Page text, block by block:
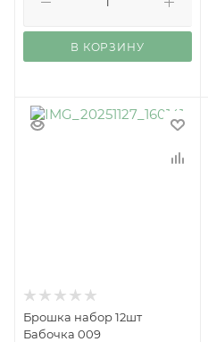
В КОРЗИНУ
Брошка набор 12шт
Бабочка 009